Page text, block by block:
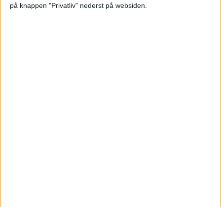
på knappen "Privatliv" nederst på websiden.
ANNONCE